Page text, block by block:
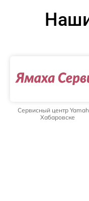
Сервисный центр
Хабаровске